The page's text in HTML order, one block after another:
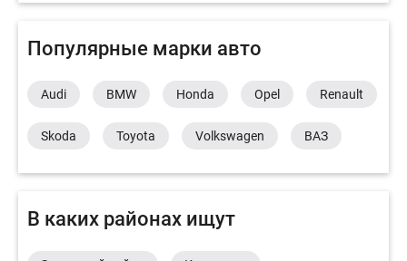
Популярные марки авто
Audi BMW Honda Opel Renault
Skoda Toyota Volkswagen ВАЗ
В каких районах ищут